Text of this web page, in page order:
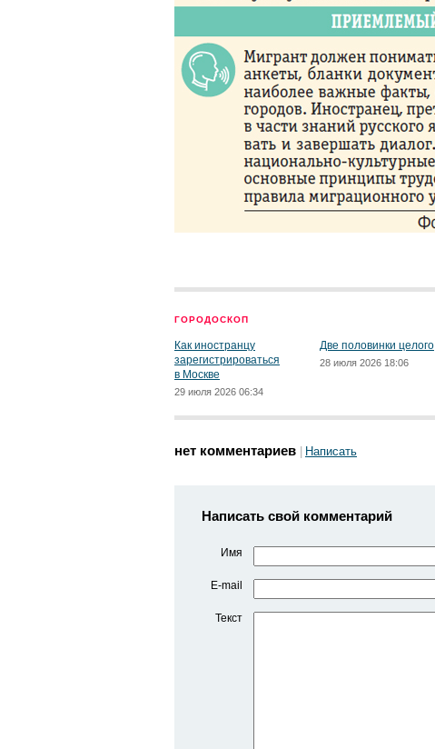
ГОРОДОСКОП
Как иностранцу
зарегистрироваться
в Москве
29 июля 2026 06:34
Две половинки целого
28 июля 2026 18:06
нет комментариев Написать
Написать свой комментарий
Имя
E-mail
Текст